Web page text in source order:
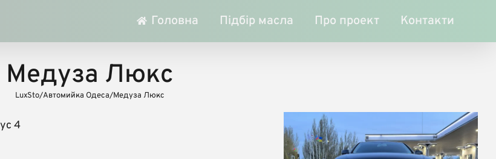
Головна Підбір масла Про проект Контакти
Медуза Люкс
LuxSto/Автомийка Одеса/Медуза Люкс
4